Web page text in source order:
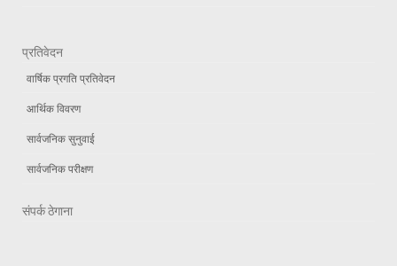
प्रतिवेदन
वार्षिक प्रगति प्रतिवेदन
आर्थिक विवरण
सार्वजनिक सुनुवाई
सार्वजनिक परीक्षण
संपर्क ठेगाना